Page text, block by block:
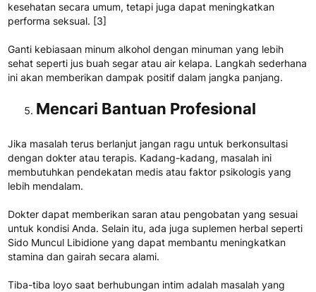
kesehatan secara umum, tetapi juga dapat meningkatkan
performa seksual. [3]
Ganti kebiasaan minum alkohol dengan minuman yang lebih
sehat seperti jus buah segar atau air kelapa. Langkah sederhana
ini akan memberikan dampak positif dalam jangka panjang.
Mencari Bantuan Profesional
Jika masalah terus berlanjut jangan ragu untuk berkonsultasi
dengan dokter atau terapis. Kadang-kadang, masalah ini
membutuhkan pendekatan medis atau faktor psikologis yang
lebih mendalam.
Dokter dapat memberikan saran atau pengobatan yang sesuai
untuk kondisi Anda. Selain itu, ada juga suplemen herbal seperti
Sido Muncul Libidione yang dapat membantu meningkatkan
stamina dan gairah secara alami.
Tiba-tiba loyo saat berhubungan intim adalah masalah yang